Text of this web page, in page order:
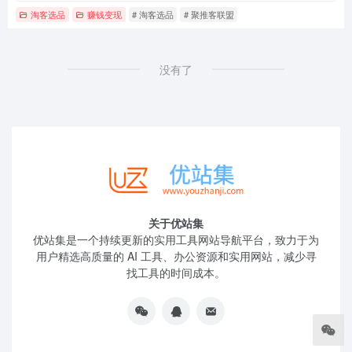
淘客选品 赚钱变现 # 淘客选品 # 聚推客联盟
没有了
关于优站集
优站集是一个持续更新的实用工具网站导航平台，致力于为
用户精选高质量的 AI 工具、办公资源和实用网站，减少寻
找工具的时间成本。